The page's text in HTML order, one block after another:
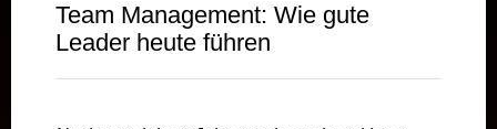
Team Management: Wie gute
Leader heute führen